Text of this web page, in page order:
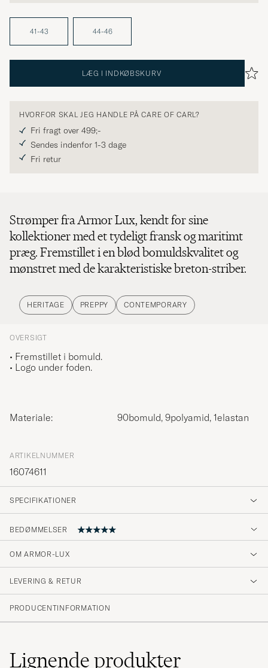
41-43 44-46
LÆG I INDKØBSKURV
HVORFOR SKAL JEG HANDLE PÅ CARE OF CARL?
Fri fragt over 499;-
Sendes indenfor 1-3 dage
Fri retur
Strømper fra Armor Lux, kendt for sine
kollektioner med et tydeligt fransk og maritimt
præg. Fremstillet i en blød bomuldskvalitet og
mønstret med de karakteristiske breton-striber.
HERITAGE PREPPY CONTEMPORARY
OVERSIGT
• Fremstillet i bomuld.
• Logo under foden.
Materiale: 90bomuld, 9polyamid, 1elastan
ARTIKELNUMMER
16074611
SPECIFIKATIONER
BEDØMMELSER
Härlig kvalité och bra passform.
LOTTA H KØBTE PÅ CAREOFCARL.SE
KØBTE PÅ CAREOFCARL.SE
OM ARMOR-LUX
LEVERING & RETUR
PRODUCENTINFORMATION
Lignendeprodukter